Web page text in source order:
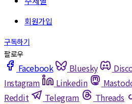
Facebook Bluesky
Instagram
Linkedin
Reddit
Telegram Threads